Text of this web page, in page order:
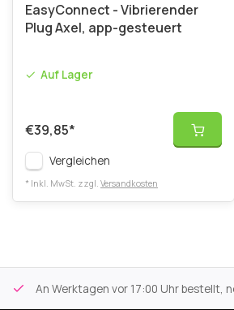
EasyConnect - Vibrierender
Plug Axel, app-gesteuert
Auf Lager
€39,85*
Vergleichen
* Inkl. MwSt. zzgl. Versandkosten
An Werktagen vor 17:00 Uhr bestellt,